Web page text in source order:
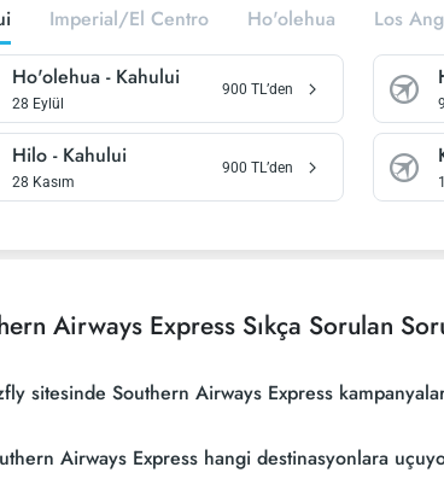
Imperial/El Centro Ho'olehua Los
Ho'olehua - Kahului
28 Eylül
900 TL’den
Hilo - Kahului
28 Kasım
900 TL’den
Airways Express Sıkça Sorulan
sitesinde Southern Airways Express
Airways Express hangi destinasyonlara